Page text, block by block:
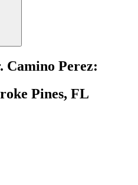
Camino Perez:
Pines, FL